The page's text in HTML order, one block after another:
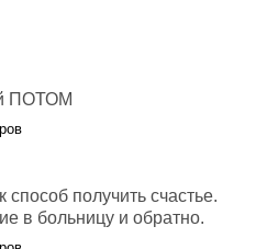
ПОТОМ
способ получить счастье.
в больницу и обратно.